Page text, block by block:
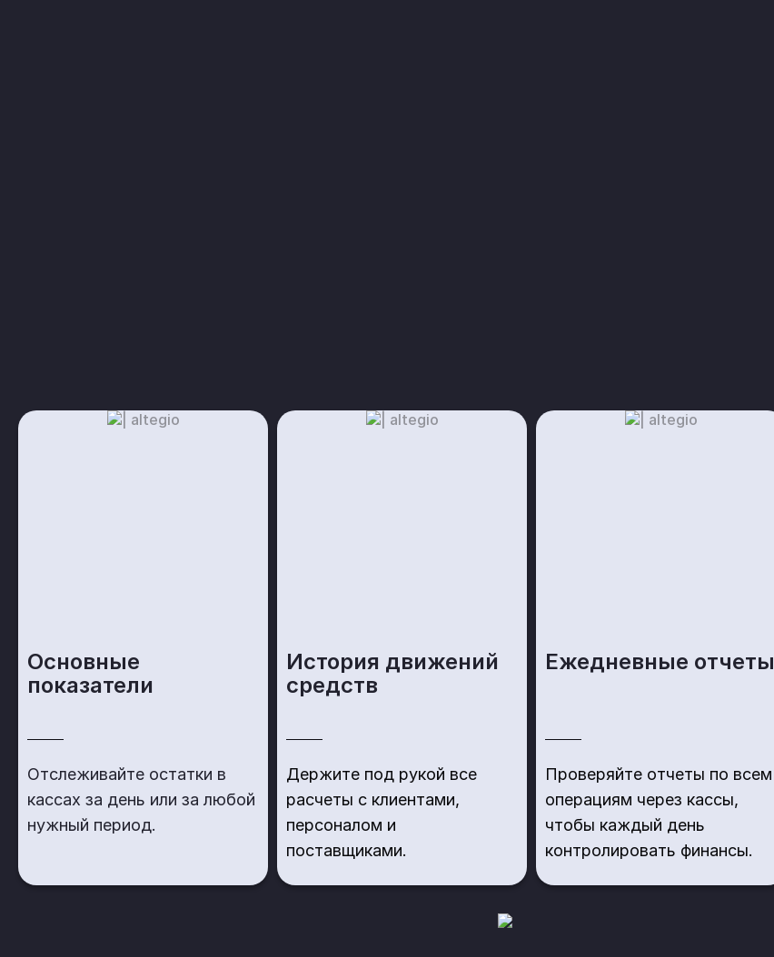
Основные
показатели
Отслеживайте остатки в
кассах за день или за любой
нужный период.
История движений
средств
Держите под рукой все
расчеты с клиентами,
персоналом и
поставщиками.
Ежедневные отчеты
Проверяйте отчеты по всем
операциям через кассы,
чтобы каждый день
контролировать финансы.